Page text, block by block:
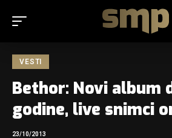
VESTI
Bethor: Novi album
godine, live snimci
23/10/2013